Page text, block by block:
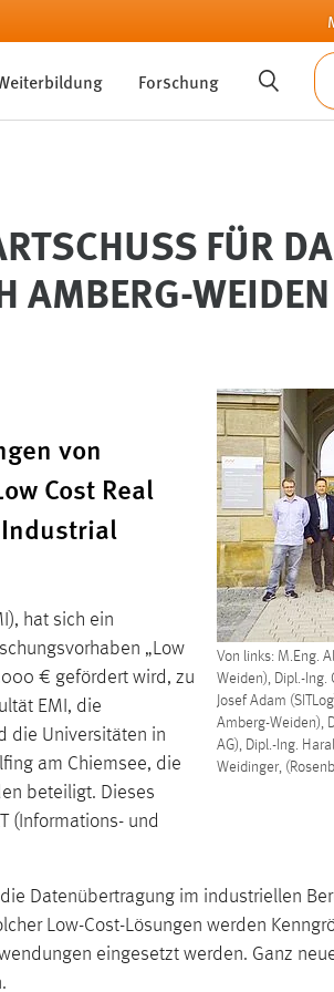
Forschung SUCHE
FÜR
AMBERG-WEIDEN
Von links: M.Eng.
Weiden), Dipl.-Ing.
Josef Adam
Amberg-Weiden),
AG), Dipl.-Ing.
Weidinger,
von
Cost Real
Industrial
hat sich ein
„Low
€ gefördert wird, zu
EMI, die
die Universitäten in
am Chiemsee, die
beteiligt. Dieses
(Informations- und
Datenübertragung im industriellen
Low-Cost-Lösungen werden
eingesetzt werden. Ganz